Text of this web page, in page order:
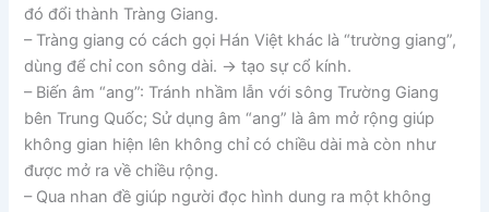
đó đổi thành Tràng Giang.
– Tràng giang có cách gọi Hán Việt khác là “trường giang”,
dùng để chỉ con sông dài. -> tạo sự cổ kính.
– Biến âm “ang”: Tránh nhầm lẫn với sông Trường Giang
bên Trung Quốc; Sử dụng âm “ang” là âm mở rộng giúp
không gian hiện lên không chỉ có chiều dài mà còn như
được mở ra về chiều rộng.
– Qua nhan đề giúp người đọc hình dung ra một không